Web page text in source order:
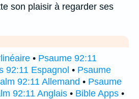
son plaisir à regarder ses
• Psaume 92:11
92:11 Espagnol • Psaume
92:11 Allemand • Psaume
92:11 Anglais • Bible Apps •